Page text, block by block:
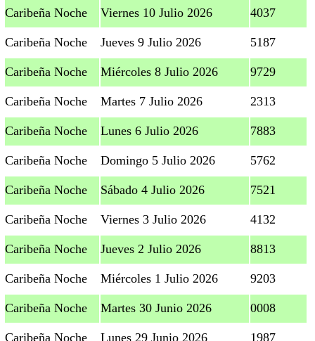
Caribeña Noche Viernes 10 Julio 2026 4037
Caribeña Noche Jueves 9 Julio 2026 5187
Caribeña Noche Miércoles 8 Julio 2026 9729
Caribeña Noche Martes 7 Julio 2026 2313
Caribeña Noche Lunes 6 Julio 2026 7883
Caribeña Noche Domingo 5 Julio 2026 5762
Caribeña Noche Sábado 4 Julio 2026 7521
Caribeña Noche Viernes 3 Julio 2026 4132
Caribeña Noche Jueves 2 Julio 2026 8813
Caribeña Noche Miércoles 1 Julio 2026 9203
Caribeña Noche Martes 30 Junio 2026 0008
Caribeña Noche Lunes 29 Junio 2026 1987